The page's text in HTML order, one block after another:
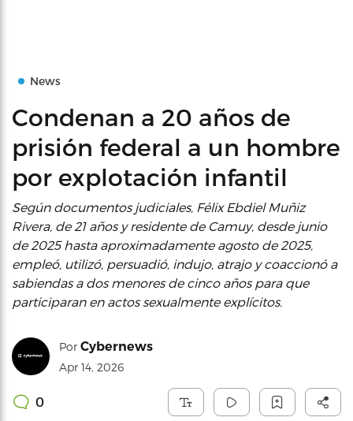
News
Condenan a 20 años de
prisión federal a un hombre
por explotación infantil
Según documentos judiciales, Félix Ebdiel Muñiz
Rivera, de 21 años y residente de Camuy, desde junio
de 2025 hasta aproximadamente agosto de 2025,
empleó, utilizó, persuadió, indujo, atrajo y coaccionó a
sabiendas a dos menores de cinco años para que
participaran en actos sexualmente explícitos.
Por Cybernews
Apr 14, 2026
0